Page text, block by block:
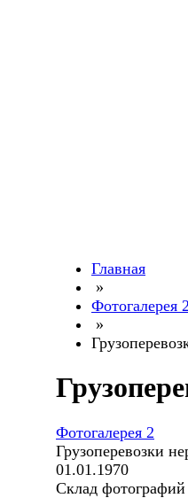
Главная
»
Фотогалерея
»
Фотогалерея 2
Грузоперевозки
01.01.1970
Склад фотографий